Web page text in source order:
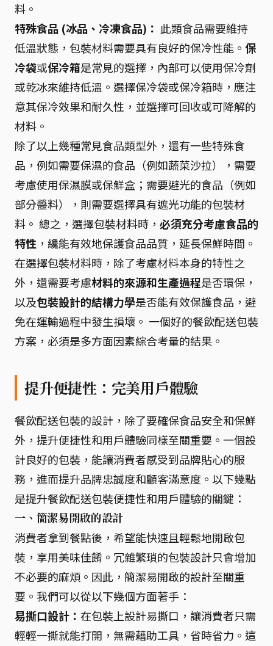
料。
特殊食品 (冰品、冷凍食品)： 此類食品需要維持
低溫狀態，包裝材料需要具有良好的保冷性能。 保
冷袋或保冷箱是常見的選擇，內部可以使用保冷劑
或乾冰來維持低溫。選擇保冷袋或保冷箱時，應注
意其保冷效果和耐久性，並選擇可回收或可降解的
材料。
除了以上幾種常見食品類型外，還有一些特殊食
品，例如需要保濕的食品（例如蔬菜沙拉），需要
考慮使用保濕膜或保鮮盒；需要避光的食品（例如
部分醬料），則需要選擇具有遮光功能的包裝材
料。 總之，選擇包裝材料時， 必須充分考慮食品的
特性 ，纔能有效地保護食品品質，延長保鮮時間。
在選擇包裝材料時，除了考慮材料本身的特性之
外，還需要考慮材料的來源和生產過程是否環保，
以及包裝設計的結構力學是否能有效保護食品，避
免在運輸過程中發生損壞。 一個好的餐飲配送包裝
方案，必須是多方面因素綜合考量的結果。
提升便捷性：完美用戶體驗
餐飲配送包裝的設計，除了要確保食品安全和保鮮
外，提升便捷性和用戶體驗同樣至關重要。一個設
計良好的包裝，能讓消費者感受到品牌貼心的服
務，進而提升品牌忠誠度和顧客滿意度。以下幾點
是提升餐飲配送包裝便捷性和用戶體驗的關鍵：
一、簡潔易開啟的設計
消費者拿到餐點後，希望能快速且輕鬆地開啟包
裝，享用美味佳餚。冗雜繁瑣的包裝設計只會增加
不必要的麻煩。因此，簡潔易開啟的設計至關重
要。我們可以從以下幾個方面著手：
易撕口設計： 在包裝上設計易撕口，讓消費者只需
輕輕一撕就能打開，無需藉助工具，省時省力。這